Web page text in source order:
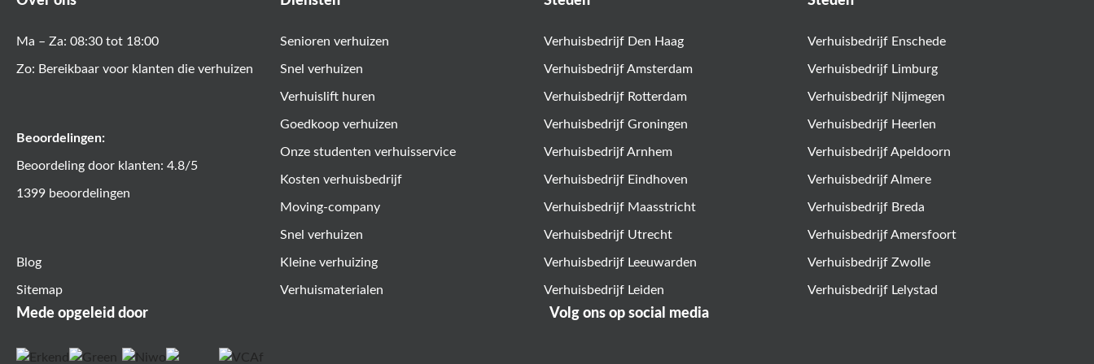
Ma – Za: 08:30 tot 18:00
Zo: Bereikbaar voor klanten die verhuizen
Beoordelingen:
Beoordeling door klanten: 4.8/5
1399 beoordelingen
Blog
Sitemap
Senioren verhuizen
Snel verhuizen
Verhuislift huren
Goedkoop verhuizen
Onze studenten verhuisservice
Kosten verhuisbedrijf
Moving-company
Snel verhuizen
Kleine verhuizing
Verhuismaterialen
Verhuisbedrijf Den Haag
Verhuisbedrijf Amsterdam
Verhuisbedrijf Rotterdam
Verhuisbedrijf Groningen
Verhuisbedrijf Arnhem
Verhuisbedrijf Eindhoven
Verhuisbedrijf Maasstricht
Verhuisbedrijf Utrecht
Verhuisbedrijf Leeuwarden
Verhuisbedrijf Leiden
Verhuisbedrijf Enschede
Verhuisbedrijf Limburg
Verhuisbedrijf Nijmegen
Verhuisbedrijf Heerlen
Verhuisbedrijf Apeldoorn
Verhuisbedrijf Almere
Verhuisbedrijf Breda
Verhuisbedrijf Amersfoort
Verhuisbedrijf Zwolle
Verhuisbedrijf Lelystad
Mede opgeleid door Volg ons op social media